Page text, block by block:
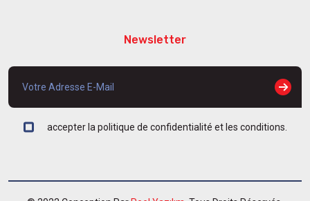
Newsletter
accepter la politique de confidentialité et les conditions.